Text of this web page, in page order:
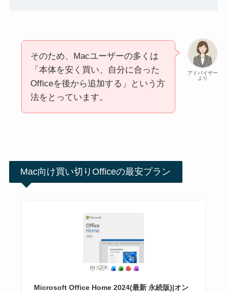
アドバイザー
より
そのため、Macユーザーの多くは
「本体を安く買い、自分に合った
Officeを後から追加する」という方
法をとっています。
Mac向け買い切りOfficeの最安プラン
Microsoft Office Home 2024(最新 永続版)|オン